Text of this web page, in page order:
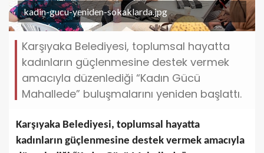
kadin-gucu-yeniden-sokaklarda.jpg
Karşıyaka Belediyesi, toplumsal hayatta
kadınların güçlenmesine destek vermek
amacıyla düzenlediği “Kadın Gücü
Mahallede” buluşmalarını yeniden başlattı.
Karşıyaka Belediyesi, toplumsal hayatta
kadınların güçlenmesine destek vermek amacıyla